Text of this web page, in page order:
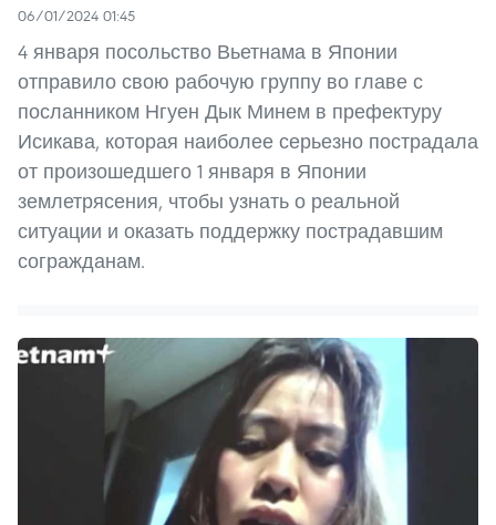
06/01/2024 01:45
4 января посольство Вьетнама в Японии
отправило свою рабочую группу во главе с
посланником Нгуен Дык Минем в префектуру
Исикава, которая наиболее серьезно пострадала
от произошедшего 1 января в Японии
землетрясения, чтобы узнать о реальной
ситуации и оказать поддержку пострадавшим
согражданам.